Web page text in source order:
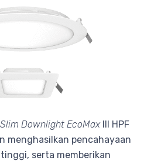
Slim Downlight EcoMax III HPF
menghasilkan pencahayaan
serta memberikan